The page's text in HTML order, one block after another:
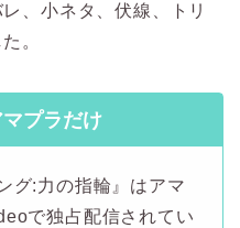
、小ネタ、伏線、トリ
。
プラだけ
グ:力の指輪』はアマ
で独占配信されてい